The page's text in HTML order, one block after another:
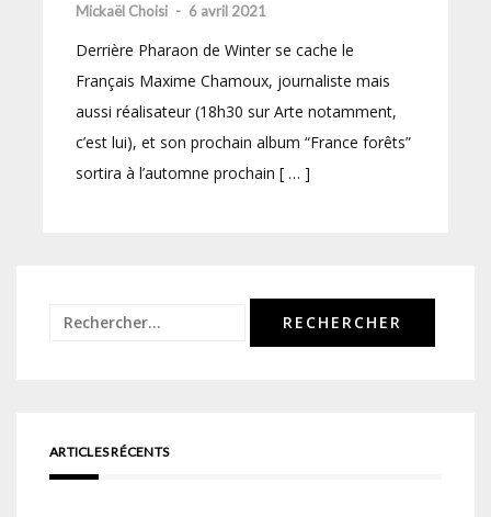
Mickaël Choisi - 6 avril 2021
Derrière Pharaon de Winter se cache le
Français Maxime Chamoux, journaliste mais
aussi réalisateur (18h30 sur Arte notamment,
c’est lui), et son prochain album “France forêts”
sortira à l’automne prochain [ … ]
Rechercher :
ARTICLES RÉCENTS